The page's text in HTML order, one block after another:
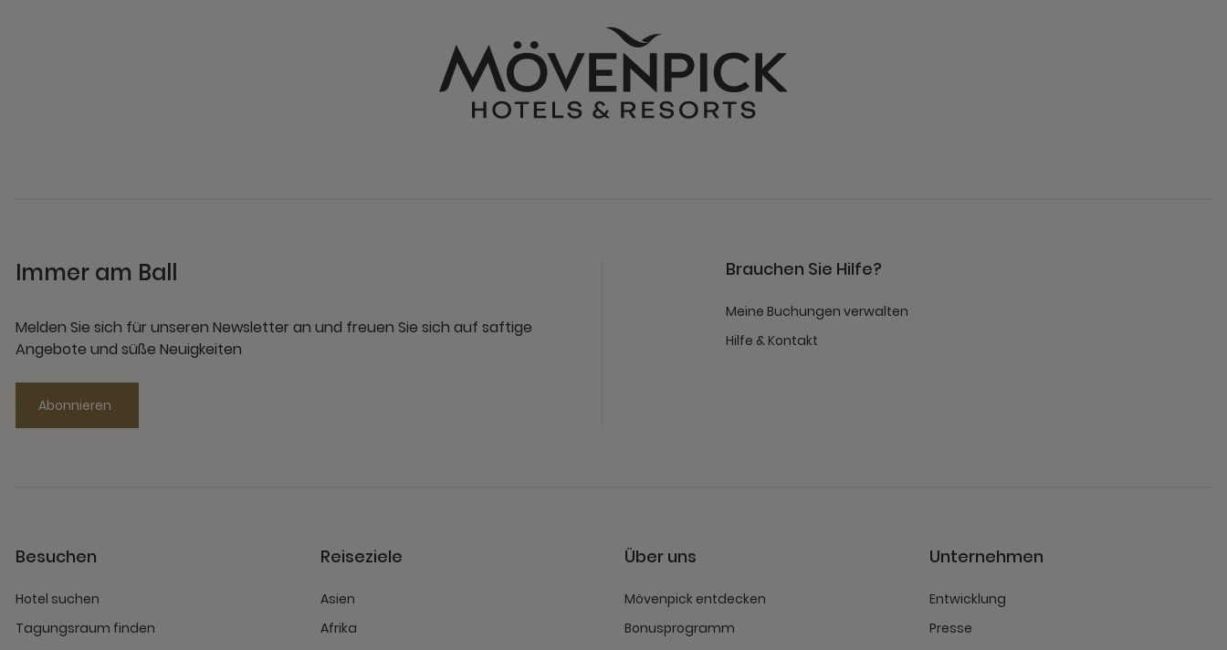
Immer am Ball
Melden Sie sich für unseren Newsletter an und freuen Sie sich auf saftige
Angebote und süße Neuigkeiten
Abonnieren
Brauchen Sie Hilfe?
Meine Buchungen verwalten
Hilfe & Kontakt
Besuchen
Hotel suchen
Tagungsraum finden
Reiseziele
Asien
Afrika
Über uns
Mövenpick entdecken
Bonusprogramm
Unternehmen
Entwicklung
Presse